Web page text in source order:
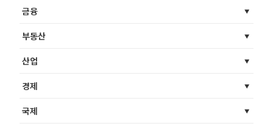
금융
부동산
산업
경제
국제